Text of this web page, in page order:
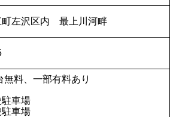
町左沢区内 最上川河畔
料、一部有料あり
駐車場
駐車場